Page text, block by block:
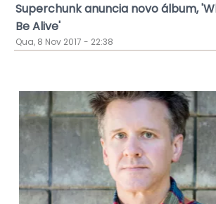
Superchunk anuncia novo álbum,
Be Alive'
Qua, 8 Nov 2017 - 22:38